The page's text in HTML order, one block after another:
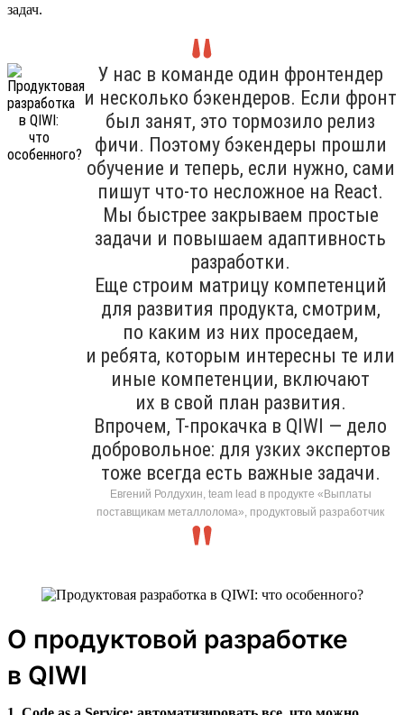
задач.
У нас в команде один фронтендер
и несколько бэкендеров. Если фронт
был занят, это тормозило релиз
фичи. Поэтому бэкендеры прошли
обучение и теперь, если нужно, сами
пишут что-то несложное на React.
Мы быстрее закрываем простые
задачи и повышаем адаптивность
разработки.
Еще строим матрицу компетенций
для развития продукта, смотрим,
по каким из них проседаем,
и ребята, которым интересны те или
иные компетенции, включают
их в свой план развития.
Впрочем, T-прокачка в QIWI — дело
добровольное: для узких экспертов
тоже всегда есть важные задачи.
Евгений Ролдухин, team lead в продукте «Выплаты
поставщикам металлолома», продуктовый разработчик
О продуктовой разработке
в QIWI